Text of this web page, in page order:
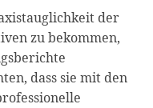
der
zu bekommen,
dass sie mit den